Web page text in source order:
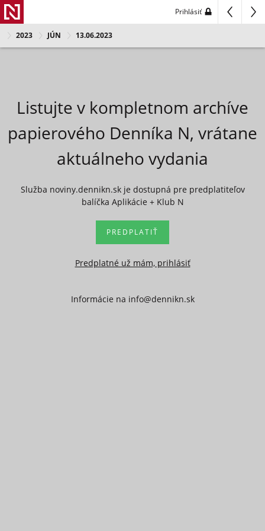
Prihlásiť
2023 JÚN 13.06.2023
Listujte v kompletnom archíve
papierového Denníka N, vrátane
aktuálneho vydania
Služba noviny.dennikn.sk je dostupná pre predplatiteľov
balíčka Aplikácie + Klub N
PREDPLATIŤ
Predplatné už mám, prihlásiť
Informácie na info@dennikn.sk